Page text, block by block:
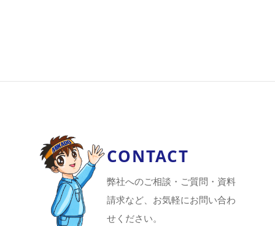
CONTACT
弊社へのご相談・ご質問・資料
請求など、お気軽にお問い合わ
せください。